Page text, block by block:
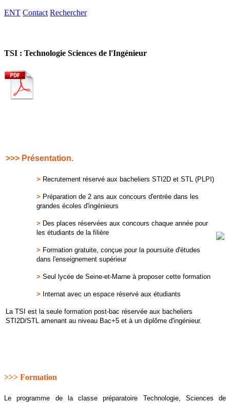
ENT Contact Rechercher
TSI : Technologie Sciences de l'Ingénieur
>>> Présentation.
> Recrutement réservé aux bacheliers STI2D et STL (PLPI)
> Préparation de 2 ans aux concours d'entrée dans les
grandes écoles d'ingénieurs
> Des places réservées aux concours chaque année pour
les étudiants de la filière
> Formation gratuite, conçue pour la poursuite d'études
dans l'enseignement supérieur
> Seul lycée de Seine-et-Marne à proposer cette formation
> Internat avec un espace réservé aux étudiants
La TSI est la seule formation post-bac réservée aux bacheliers
STI2D/STL amenant au niveau Bac+5 et à un diplôme d'ingénieur.
>>> Formation
Le programme de la classe préparatoire Technologie, Sciences de